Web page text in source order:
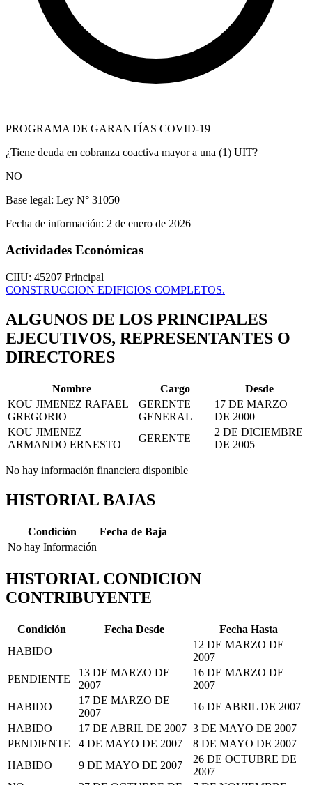
PROGRAMA DE GARANTÍAS COVID-19
¿Tiene deuda en cobranza coactiva mayor a una (1) UIT?
NO
Base legal: Ley N° 31050
Fecha de información: 2 de enero de 2026
Actividades Económicas
CIIU: 45207 Principal
CONSTRUCCION EDIFICIOS COMPLETOS.
ALGUNOS DE LOS PRINCIPALES
EJECUTIVOS, REPRESENTANTES O
DIRECTORES
Nombre Cargo
Desde
KOU JIMENEZ RAFAEL
GREGORIO
GERENTE
GENERAL
17 DE MARZO
DE 2000
KOU JIMENEZ
ARMANDO ERNESTO
GERENTE
2 DE DICIEMBRE
DE 2005
No hay información financiera disponible
HISTORIAL BAJAS
Condición
Fecha de Baja
No hay Información
HISTORIAL CONDICION
CONTRIBUYENTE
Condición Fecha Desde
Fecha Hasta
HABIDO
12 DE MARZO DE
2007
PENDIENTE
13 DE MARZO DE
2007
16 DE MARZO DE
2007
HABIDO
17 DE MARZO DE
2007
16 DE ABRIL DE 2007
HABIDO
17 DE ABRIL DE 2007 3 DE MAYO DE 2007
PENDIENTE
4 DE MAYO DE 2007
8 DE MAYO DE 2007
HABIDO
9 DE MAYO DE 2007
26 DE OCTUBRE DE
2007